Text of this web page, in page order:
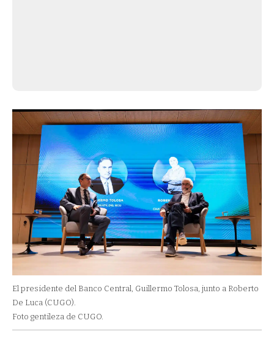
El presidente del Banco Central, Guillermo Tolosa, junto a Roberto
De Luca (CUGO).
Foto gentileza de CUGO.